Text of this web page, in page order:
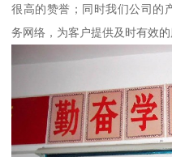
很高的赞誉；同时我们公司的
务网络，为客户提供及时有效的